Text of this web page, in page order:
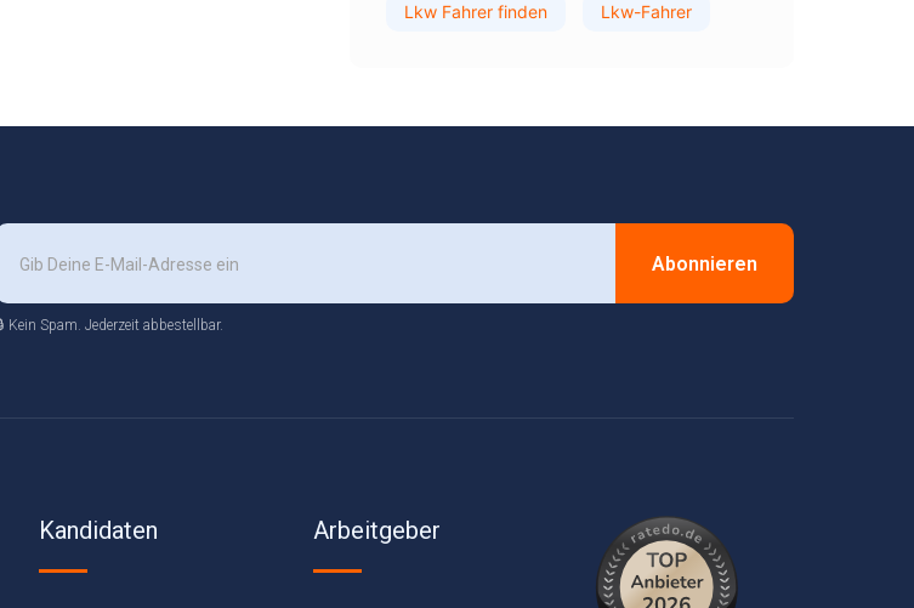
Lkw Fahrer finden Lkw-Fahrer
Abonnieren
Kein Spam. Jederzeit abbestellbar.
Kandidaten Arbeitgeber